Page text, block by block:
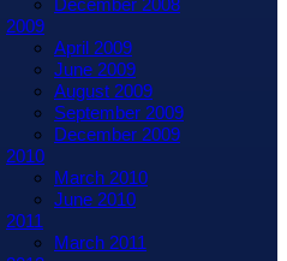
December 2008
2009
April 2009
June 2009
August 2009
September 2009
December 2009
2010
March 2010
June 2010
2011
March 2011